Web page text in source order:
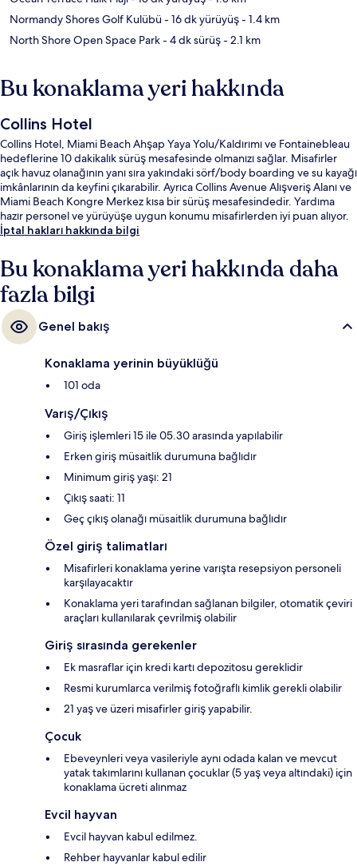
Normandy Shores Golf Kulübü- 16 dk yürüyüş- 1.4 km
North Shore Open Space Park- 4 dk sürüş- 2.1 km
Bu konaklama yeri hakkında
Collins Hotel
Collins Hotel, Miami Beach Ahşap Yaya Yolu/Kaldırımı ve Fontainebleau
hedeflerine 10 dakikalık sürüş mesafesinde olmanızı sağlar. Misafirler
açık havuz olanağının yanı sıra yakındaki sörf/body boarding ve su kayağı
imkânlarının da keyfini çıkarabilir. Ayrıca Collins Avenue Alışveriş Alanı ve
Miami Beach Kongre Merkez kısa bir sürüş mesafesindedir. Yardıma
hazır personel ve yürüyüşe uygun konumu misafirlerden iyi puan alıyor.
İptal hakları hakkında bilgi
Bu konaklama yeri hakkında daha
fazla bilgi
Genel bakış
Konaklama yerinin büyüklüğü
101 oda
Varış/Çıkış
Giriş işlemleri 15 ile 05.30 arasında yapılabilir
Erken giriş müsaitlik durumuna bağlıdır
Minimum giriş yaşı: 21
Çıkış saati: 11
Geç çıkış olanağı müsaitlik durumuna bağlıdır
Özel giriş talimatları
Misafirleri konaklama yerine varışta resepsiyon personeli
karşılayacaktır
Konaklama yeri tarafından sağlanan bilgiler, otomatik çeviri
araçları kullanılarak çevrilmiş olabilir
Giriş sırasında gerekenler
Ek masraflar için kredi kartı depozitosu gereklidir
Resmi kurumlarca verilmiş fotoğraflı kimlik gerekli olabilir
21 yaş ve üzeri misafirler giriş yapabilir.
Çocuk
Ebeveynleri veya vasileriyle aynı odada kalan ve mevcut
yatak takımlarını kullanan çocuklar (5 yaş veya altındaki) için
konaklama ücreti alınmaz
Evcil hayvan
Evcil hayvan kabul edilmez.
Rehber hayvanlar kabul edilir